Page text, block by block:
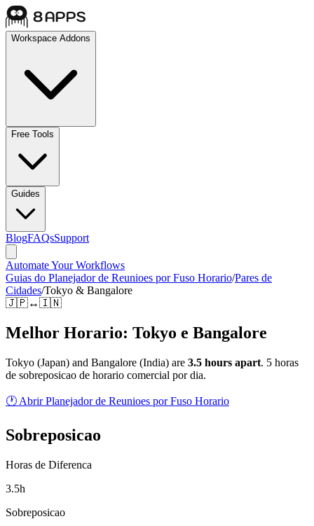
Workspace Addons
Free Tools
Guides
BlogFAQsSupport
Automate Your Workflows
Guias do Planejador de Reunioes por Fuso Horario/Pares de
Cidades/Tokyo & Bangalore
🇯🇵↔🇮🇳
Melhor Horario: Tokyo e Bangalore
Tokyo (Japan) and Bangalore (India) are 3.5 hours apart. 5 horas
de sobreposicao de horario comercial por dia.
🕐 Abrir Planejador de Reunioes por Fuso Horario
Sobreposicao
Horas de Diferenca
3.5h
Sobreposicao